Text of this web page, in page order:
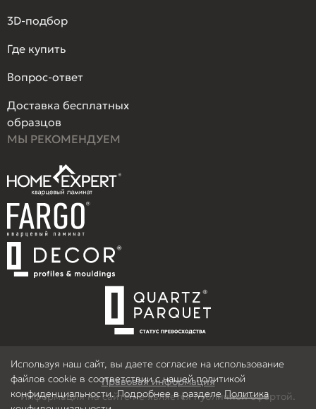
Правовая информация
Информация на сайте не является публичной офертой.
3D-подбор
Где купить
Вопрос-ответ
Доставка бесплатных
образцов
МЫ РЕКОМЕНДУЕМ
Используя наш сайт, вы даете согласие на использование
файлов cookie в соответствии с нашей политикой
конфиденциальности. Подробнее в разделеПолитика